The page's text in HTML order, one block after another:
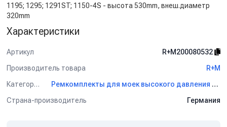
1195; 1295; 1291ST; 1150-4S - высота 530mm, внеш.диаметр
320mm
Характеристики
Артикул
R+M200080532
Производитель товара
R+M
Категория
Ремкомплекты для моек высокого давления R+M
Страна-производитель
Германия